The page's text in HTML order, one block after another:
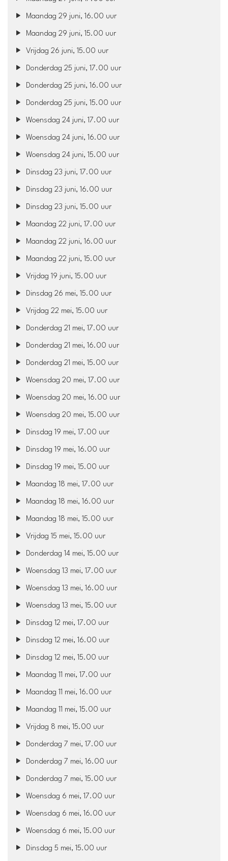
Maandag 29 juni, 16.00 uur
Maandag 29 juni, 15.00 uur
Vrijdag 26 juni, 15.00 uur
Donderdag 25 juni, 17.00 uur
Donderdag 25 juni, 16.00 uur
Donderdag 25 juni, 15.00 uur
Woensdag 24 juni, 17.00 uur
Woensdag 24 juni, 16.00 uur
Woensdag 24 juni, 15.00 uur
Dinsdag 23 juni, 17.00 uur
Dinsdag 23 juni, 16.00 uur
Dinsdag 23 juni, 15.00 uur
Maandag 22 juni, 17.00 uur
Maandag 22 juni, 16.00 uur
Maandag 22 juni, 15.00 uur
Vrijdag 19 juni, 15.00 uur
Dinsdag 26 mei, 15.00 uur
Vrijdag 22 mei, 15.00 uur
Donderdag 21 mei, 17.00 uur
Donderdag 21 mei, 16.00 uur
Donderdag 21 mei, 15.00 uur
Woensdag 20 mei, 17.00 uur
Woensdag 20 mei, 16.00 uur
Woensdag 20 mei, 15.00 uur
Dinsdag 19 mei, 17.00 uur
Dinsdag 19 mei, 16.00 uur
Dinsdag 19 mei, 15.00 uur
Maandag 18 mei, 17.00 uur
Maandag 18 mei, 16.00 uur
Maandag 18 mei, 15.00 uur
Vrijdag 15 mei, 15.00 uur
Donderdag 14 mei, 15.00 uur
Woensdag 13 mei, 17.00 uur
Woensdag 13 mei, 16.00 uur
Woensdag 13 mei, 15.00 uur
Dinsdag 12 mei, 17.00 uur
Dinsdag 12 mei, 16.00 uur
Dinsdag 12 mei, 15.00 uur
Maandag 11 mei, 17.00 uur
Maandag 11 mei, 16.00 uur
Maandag 11 mei, 15.00 uur
Vrijdag 8 mei, 15.00 uur
Donderdag 7 mei, 17.00 uur
Donderdag 7 mei, 16.00 uur
Donderdag 7 mei, 15.00 uur
Woensdag 6 mei, 17.00 uur
Woensdag 6 mei, 16.00 uur
Woensdag 6 mei, 15.00 uur
Dinsdag 5 mei, 15.00 uur